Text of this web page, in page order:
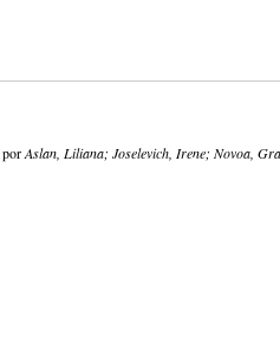
porAslan, Liliana; Joselevich, Irene; Novoa,